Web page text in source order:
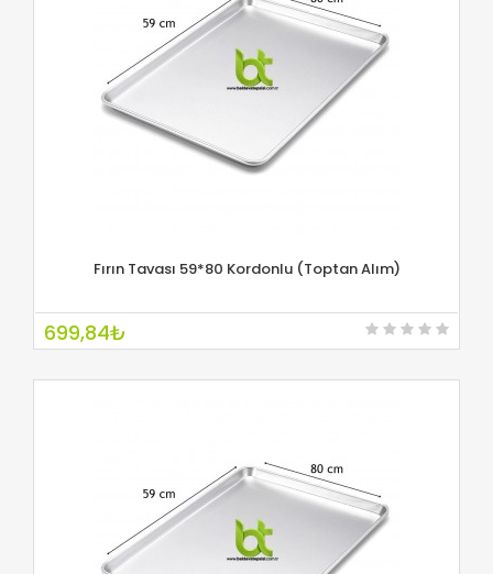
İNCELE
Fırın Tavası 59*80 Kordonlu (Toptan Alım)
699,84₺